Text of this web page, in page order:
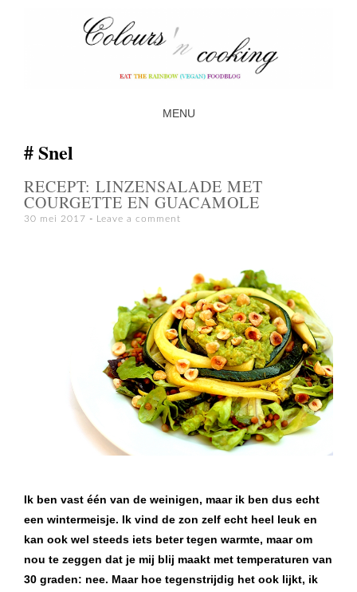
MENU
Snel
RECEPT: LINZENSALADE MET
COURGETTE EN GUACAMOLE
30 mei 2017 Leave a comment
Ik ben vast één van de weinigen, maar ik ben dus echt
een wintermeisje. Ik vind de zon zelf echt heel leuk en
kan ook wel steeds iets beter tegen warmte, maar om
nou te zeggen dat je mij blij maakt met temperaturen van
30 graden: nee. Maar hoe tegenstrijdig het ook lijkt, ik